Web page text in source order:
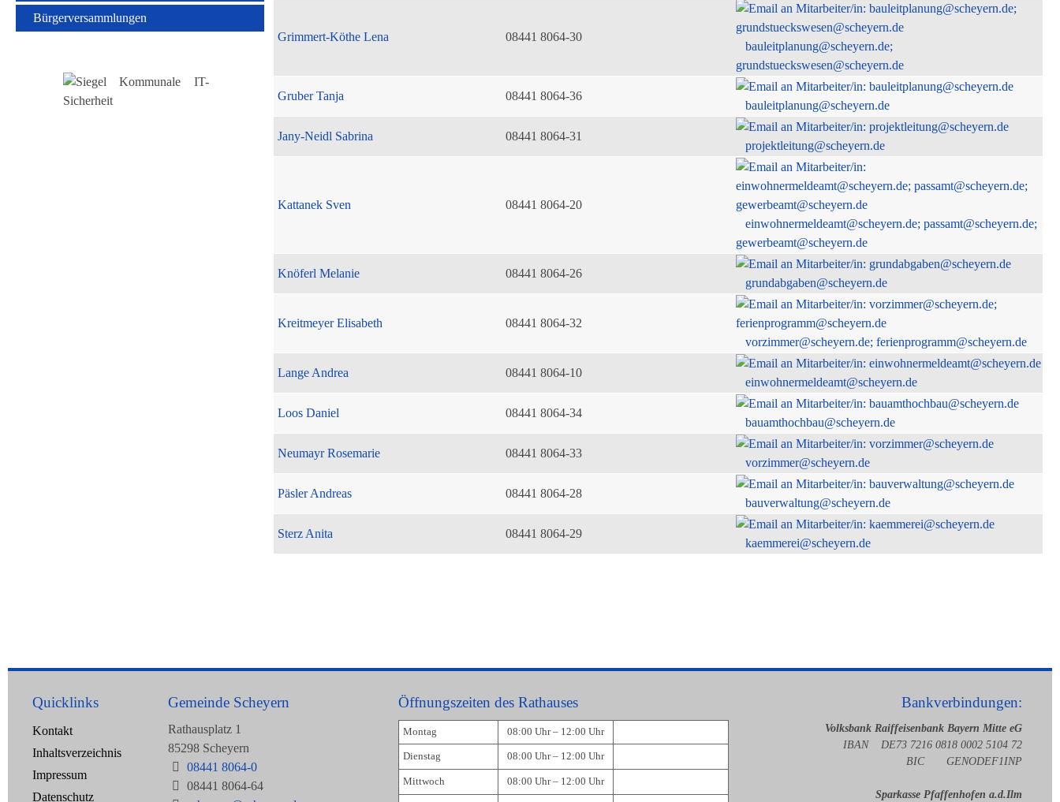
Bürgerversammlungen
Grimmert-Köthe Lena 08441 8064-30
bauleitplanung@scheyern.de;
grundstueckswesen@scheyern.de
Gruber Tanja 08441 8064-36
bauleitplanung@scheyern.de
Jany-Neidl Sabrina 08441 8064-31
projektleitung@scheyern.de
Kattanek Sven
08441 8064-20
einwohnermeldeamt@scheyern.de; passamt@scheyern.de;
gewerbeamt@scheyern.de
Knöferl Melanie 08441 8064-26
grundabgaben@scheyern.de
Kreitmeyer Elisabeth
08441 8064-32
vorzimmer@scheyern.de; ferienprogramm@scheyern.de
Lange Andrea 08441 8064-10
einwohnermeldeamt@scheyern.de
Loos Daniel 08441 8064-34
bauamthochbau@scheyern.de
Neumayr Rosemarie 08441 8064-33
vorzimmer@scheyern.de
Päsler Andreas 08441 8064-28
bauverwaltung@scheyern.de
Sterz Anita 08441 8064-29
kaemmerei@scheyern.de
Quicklinks
Kontakt
Inhaltsverzeichnis
Impressum
Datenschutz
Gemeinde Scheyern
Rathausplatz 1
85298 Scheyern
08441 8064-0
08441 8064-64
Öffnungszeiten des Rathauses
Montag 08:00 Uhr – 12:00 Uhr
Dienstag 08:00 Uhr – 12:00 Uhr
Mittwoch 08:00 Uhr – 12:00 Uhr
Bankverbindungen:
Volksbank Raiffeisenbank Bayern Mitte eG
IBAN DE73 7216 0818 0002 5104 72
BIC GENODEF1INP
Sparkasse Pfaffenhofen a.d.Ilm